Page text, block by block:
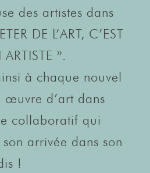
des artistes dans
DE L’ART, C’EST
».
à chaque nouvel
œuvre d’art dans
collaboratif qui
arrivée dans son
!